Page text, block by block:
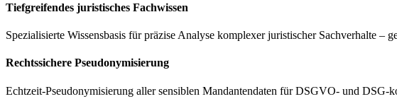
Tiefgreifendes juristisches Fachwissen
Spezialisierte Wissensbasis für präzise Analyse komplexer juristischer Sachverhalte –
Rechtssichere Pseudonymisierung
Echtzeit-Pseudonymisierung aller sensiblen Mandantendaten für DSGVO- und DSG-